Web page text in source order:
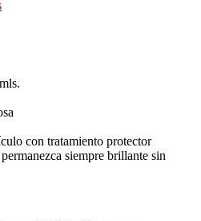
con tratamiento protector
siempre brillante sin